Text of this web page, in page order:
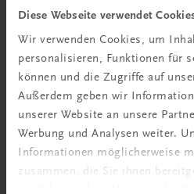
Diese Webseite verwendet
Wir verwenden Cookies, um
personalisieren, Funktionen für
können und die Zugriffe auf
Außerdem geben wir
unserer Website an unsere
Werbung und Analysen weiter.
Informationen möglicherweise
zusammen, die Sie ihnen
Hygiene Basics
Hygiene leicht gemacht – sicher,